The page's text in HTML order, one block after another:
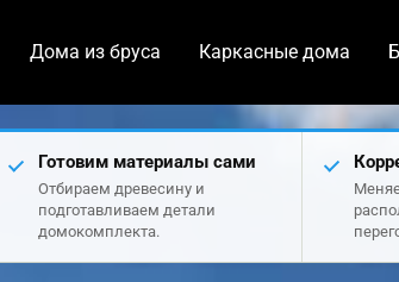
Дома из бруса Каркасные дома
Готовим материалы сами
Отбираем древесину и
подготавливаем детали
домокомплекта.